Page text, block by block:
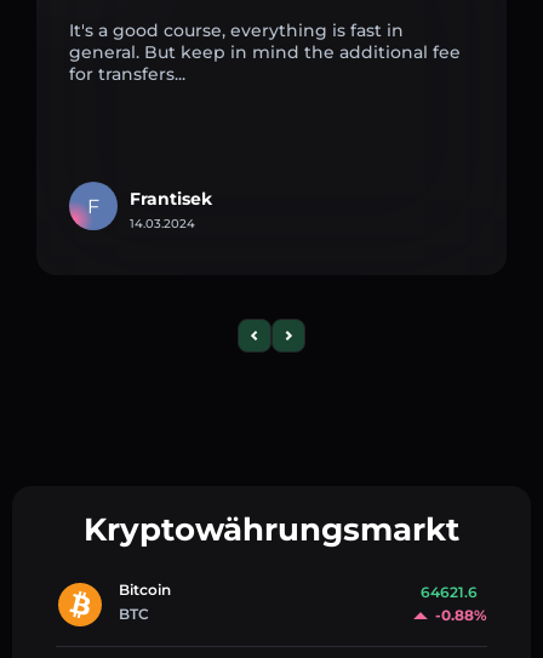
It's a good course, everything is fast in
general. But keep in mind the additional fee
for transfers...
F Frantisek
14.03.2024
Kryptowährungsmarkt
Bitcoin
BTC
64621.6
-0.88%